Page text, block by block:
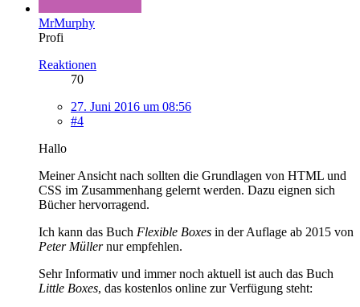
MrMurphy
Profi
Reaktionen
70
27. Juni 2016 um 08:56
#4
Hallo
Meiner Ansicht nach sollten die Grundlagen von HTML und
CSS im Zusammenhang gelernt werden. Dazu eignen sich
Bücher hervorragend.
Ich kann das Buch Flexible Boxes in der Auflage ab 2015 von
Peter Müllernur empfehlen.
Sehr Informativ und immer noch aktuell ist auch das Buch
Little Boxes, das kostenlos online zur Verfügung steht: